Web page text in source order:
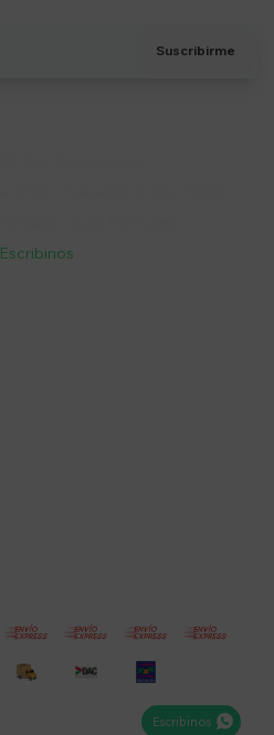
Suscribirme
Escribinos
Escribinos